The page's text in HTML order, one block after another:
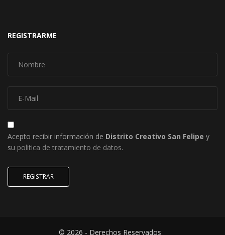
REGISTRARME
Acepto recibir información de Distrito Creativo San Felipe y
su politica de tratamiento de datos.
REGISTRAR
© 2026 - Derechos Reservados